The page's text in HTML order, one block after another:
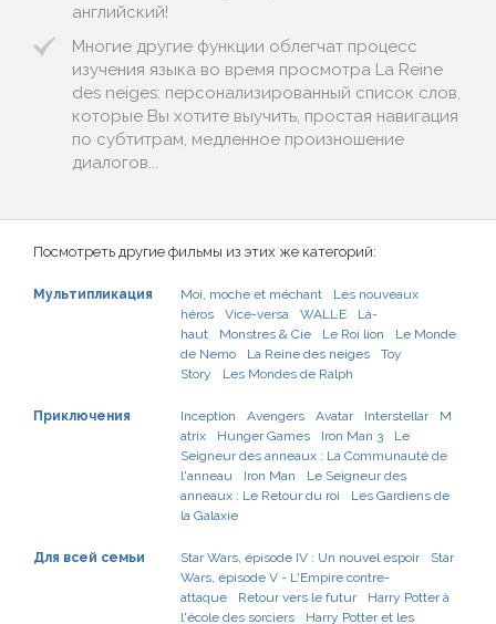
английский!
Многие другие функции облегчат процесс
изучения языка во время просмотра La Reine
des neiges: персонализированный список слов,
которые Вы хотите выучить, простая навигация
по субтитрам, медленное произношение
диалогов...
Посмотреть другие фильмы из этих же категорий:
Мультипликация Moi, moche et méchant
Les nouveaux
héros
Vice-versa WALL·E
Là-
haut
Monstres & Cie Le Roi lion
Le Monde
de Nemo
La Reine des neiges
Toy
Story
Les Mondes de Ralph
Приключения Inception Avengers Avatar Interstellar
M
atrix
Hunger Games Iron Man 3
Le
Seigneur des anneaux : La Communauté de
l'anneau
Iron Man
Le Seigneur des
anneaux : Le Retour du roi
Les Gardiens de
la Galaxie
Для всей семьи Star Wars, épisode IV : Un nouvel espoir
Star
Wars, épisode V - L'Empire contre-
attaque
Retour vers le futur
Harry Potter à
l'école des sorciers
Harry Potter et les